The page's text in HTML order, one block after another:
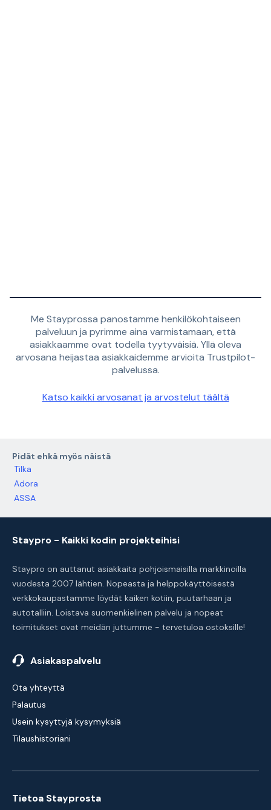
Me Stayprossa panostamme henkilökohtaiseen
palveluun ja pyrimme aina varmistamaan, että
asiakkaamme ovat todella tyytyväisiä. Yllä oleva
arvosana heijastaa asiakkaidemme arvioita Trustpilot-
palvelussa.
Katso kaikki arvosanat ja arvostelut täältä
Pidät ehkä myös näistä
Tilka
Adora
ASSA
Staypro - Kaikki kodin projekteihisi
Staypro on auttanut asiakkaita pohjoismaisilla markkinoilla
vuodesta 2007 lähtien. Nopeasta ja helppokäyttöisestä
verkkokaupastamme löydät kaiken kotiin, puutarhaan ja
autotalliin. Loistava suomenkielinen palvelu ja nopeat
toimitukset ovat meidän juttumme - tervetuloa ostoksille!
Asiakaspalvelu
Ota yhteyttä
Palautus
Usein kysyttyjä kysymyksiä
Tilaushistoriani
Tietoa Stayprosta